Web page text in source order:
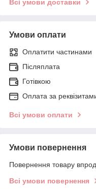
Всі умови доставки
Умови оплати
Оплатити частинами
Післяплата
Готівкою
Оплата за
Всі умови оплати
Умови повернення
Повернення товару
Всі умови повернення